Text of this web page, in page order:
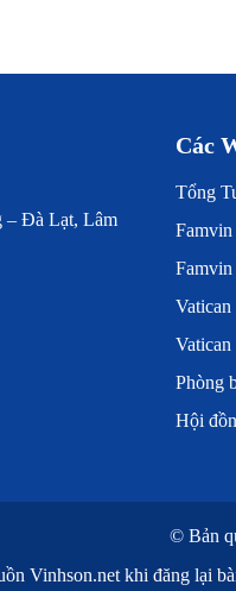
– Đà Lạt, Lâm
Các
Tổng
Famvin
Famvin
Phòng
Hội
© Bản
Vinhson.net khi đăng lại